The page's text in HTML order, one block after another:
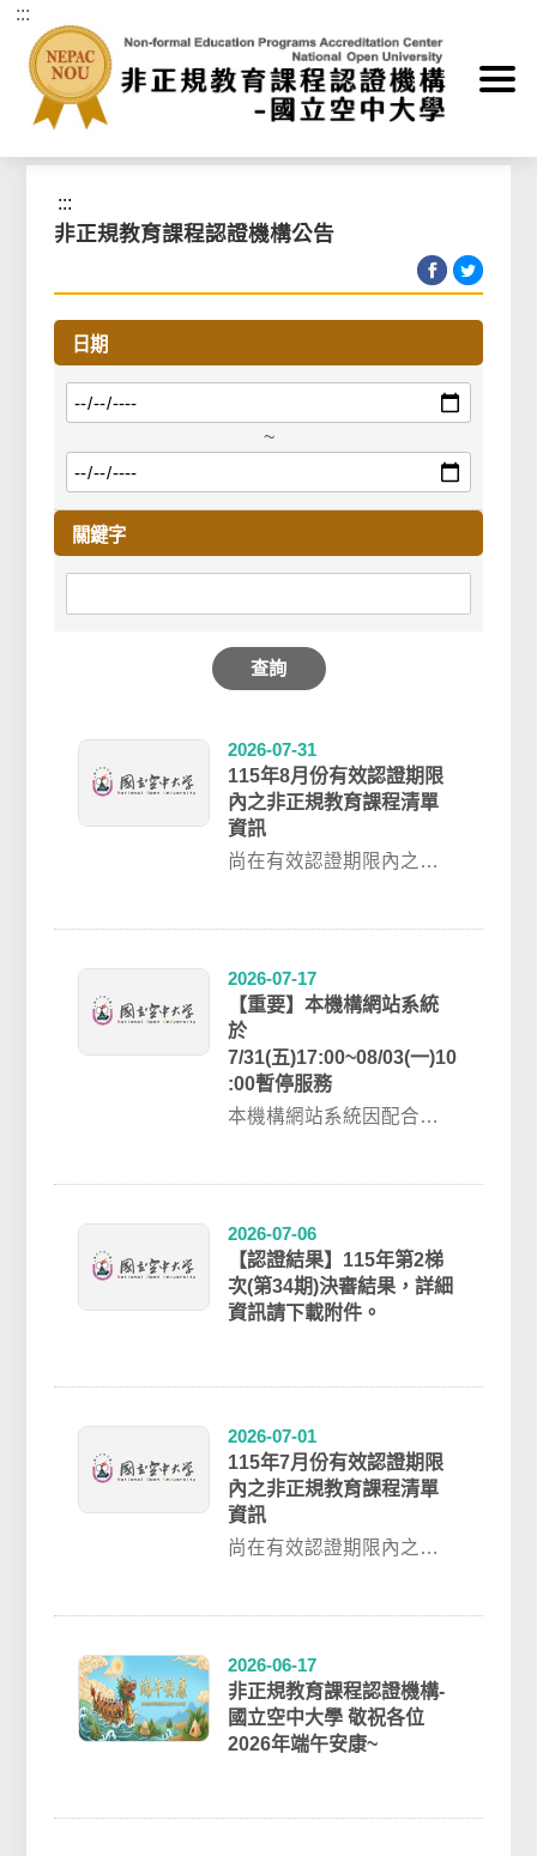
跳到主要內容區塊
:::
首頁>最新消息 非正規教育課程認證機構公告
:::
非正規教育課程認證機構公告
日期
~
關鍵字
查詢
2026-07-31
115年8月份有效認證期限
內之非正規教育課程清單
資訊
尚在有效認證期限內之非
2026-07-17
【重要】本機構網站系統
於
7/31(五)17:00~08/03(一)10
:00暫停服務
本機構網站系統因配合學
2026-07-06
【認證結果】115年第2梯
次(第34期)決審結果，詳細
資訊請下載附件。
2026-07-01
115年7月份有效認證期限
內之非正規教育課程清單
資訊
尚在有效認證期限內之非
2026-06-17
非正規教育課程認證機構-
國立空中大學 敬祝各位
2026年端午安康~